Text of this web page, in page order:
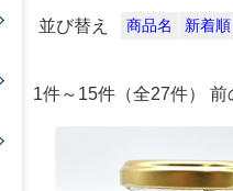
並び替え 商品名 新着順
1件～15件（全27件） 前